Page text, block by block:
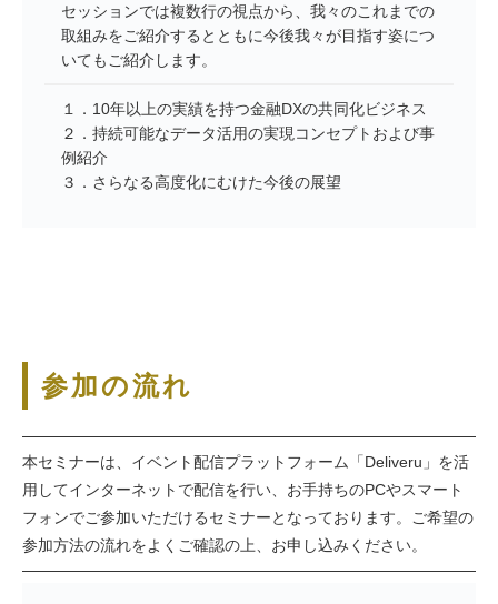
セッションでは複数行の視点から、我々のこれまでの
取組みをご紹介するとともに今後我々が目指す姿につ
いてもご紹介します。
１．10年以上の実績を持つ金融DXの共同化ビジネス
２．持続可能なデータ活用の実現コンセプトおよび事
例紹介
３．さらなる高度化にむけた今後の展望
参加の流れ
本セミナーは、イベント配信プラットフォーム「Deliveru」を活
用してインターネットで配信を行い、お手持ちのPCやスマート
フォンでご参加いただけるセミナーとなっております。ご希望の
参加方法の流れをよくご確認の上、お申し込みください。